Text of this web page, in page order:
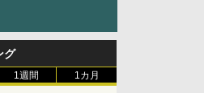
グ
1週間 1カ月